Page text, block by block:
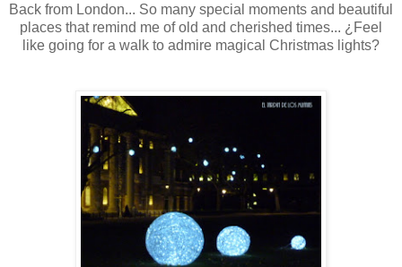
Back from London... So many special moments and beautiful
places that remind me of old and cherished times... ¿Feel
like going for a walk to admire magical Christmas lights?